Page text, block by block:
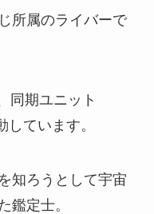
所属のライバーで
同期ユニット
しています。
知ろうとして宇宙
鑑定士。